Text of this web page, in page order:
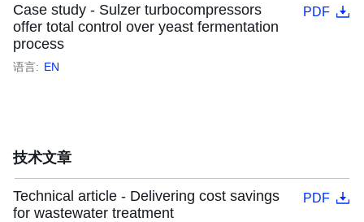
Case study - Sulzer turbocompressors
offer total control over yeast fermentation
process
PDF
语言: EN
技术文章
Technical article - Delivering cost savings
for wastewater treatment
PDF